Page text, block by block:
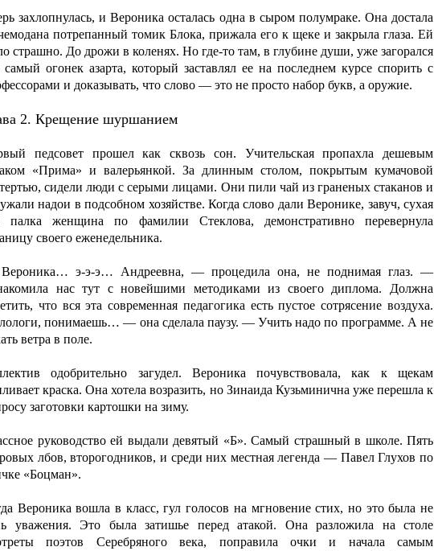
захлопнулась, и Вероника осталась одна в сыром полумраке. Она достала
потрепанный томик Блока, прижала его к щеке и закрыла глаза. Ей
страшно. До дрожи в коленях. Но где-то там, в глубине души, уже загорался
самый огонек азарта, который заставлял ее на последнем курсе спорить с
и доказывать, что слово — это не просто набор букв, а оружие.
2. Крещение шуршанием
педсовет прошел как сквозь сон. Учительская пропахла дешевым
«Прима» и валерьянкой. За длинным столом, покрытым кумачовой
сидели люди с серыми лицами. Они пили чай из граненых стаканов и
надои в подсобном хозяйстве. Когда слово дали Веронике, завуч, сухая
палка женщина по фамилии Стеклова, демонстративно перевернула
своего еженедельника.
э-э-э… Андреевна, — процедила она, не поднимая глаз. —
нас тут с новейшими методиками из своего диплома. Должна
что вся эта современная педагогика есть пустое сотрясение воздуха.
понимаешь… — она сделала паузу. — Учить надо по программе. А не
ветра в поле.
одобрительно загудел. Вероника почувствовала, как к щекам
краска. Она хотела возразить, но Зинаида Кузьминична уже перешла к
заготовки картошки на зиму.
руководство ей выдали девятый «Б». Самый страшный в школе. Пять
лбов, второгодников, и среди них местная легенда — Павел Глухов по
«Боцман».
Вероника вошла в класс, гул голосов на мгновение стих, но это была не
уважения. Это была затишье перед атакой. Она разложила на столе
поэтов Серебряного века, поправила очки и начала самым